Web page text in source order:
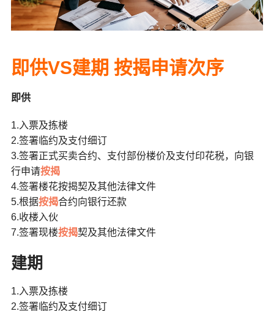
即供VS建期 按揭申请次序
即供
1.入票及拣楼
2.签署临约及支付细订
3.签署正式买卖合约、支付部份楼价及支付印花税，向银
行申请按揭
4.签署楼花按揭契及其他法律文件
5.根据按揭合约向银行还款
6.收楼入伙
7.签署现楼按揭契及其他法律文件
建期
1.入票及拣楼
2.签署临约及支付细订